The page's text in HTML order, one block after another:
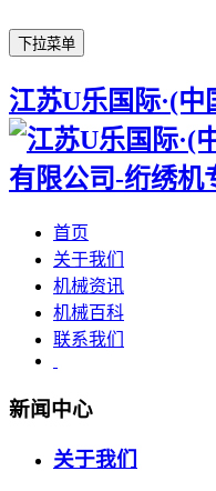
下拉菜单
江苏U乐国际·(
首页
关于我们
机械资讯
机械百科
联系我们
新闻中心
关于我们